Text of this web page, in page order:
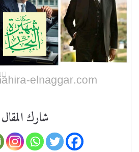
شارك المقال